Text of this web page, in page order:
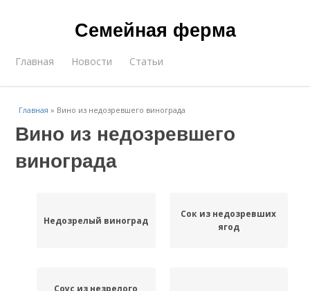
Семейная ферма
Главная Новости Статьи
Главная » Вино из недозревшего винограда
Вино из недозревшего
винограда
Недозрелый виноград
Сок из недозревших
ягод
Соус из незрелого